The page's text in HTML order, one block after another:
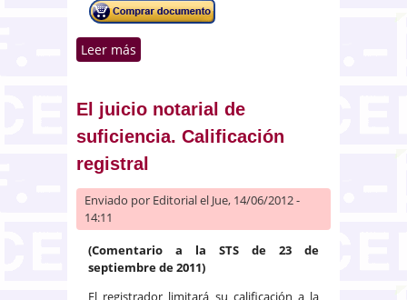
Leer más
El juicio notarial de
suficiencia. Calificación
registral
Enviado por Editorialel Jue, 14/06/2012 -
14:11
(Comentario a la STS de 23 de
septiembre de 2011)
El registrador limitará su calificación a la